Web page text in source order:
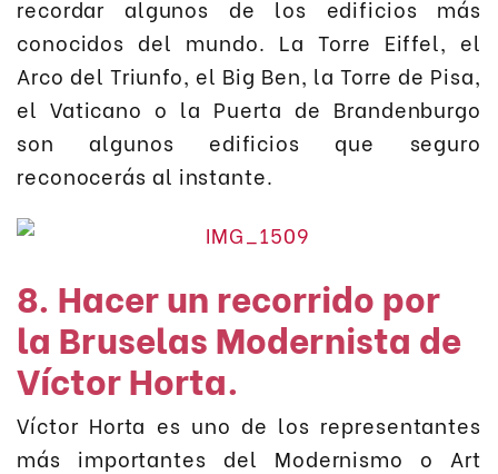
recordar algunos de los edificios más
conocidos del mundo. La Torre Eiffel, el
Arco del Triunfo, el Big Ben, la Torre de Pisa,
el Vaticano o la Puerta de Brandenburgo
son algunos edificios que seguro
reconocerás al instante.
8. Hacer un recorrido por
la Bruselas Modernista de
Víctor Horta.
Víctor Horta es uno de los representantes
más importantes del Modernismo o Art